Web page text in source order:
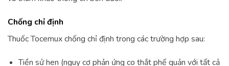
Chống chỉ định
Thuốc Tocemux chống chỉ định trong các trường hợp sau:
Tiền sử hen (nguy cơ phản ứng co thắt phế quản với tất cả